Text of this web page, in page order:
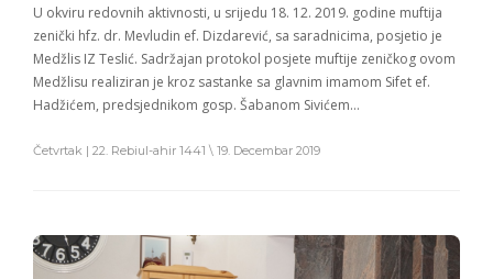
U okviru redovnih aktivnosti, u srijedu 18. 12. 2019. godine muftija
zenički hfz. dr. Mevludin ef. Dizdarević, sa saradnicima, posjetio je
Medžlis IZ Teslić. Sadržajan protokol posjete muftije zeničkog ovom
Medžlisu realiziran je kroz sastanke sa glavnim imamom Sifet ef.
Hadžićem, predsjednikom gosp. Šabanom Sivićem…
Četvrtak | 22. Rebiul-ahir 1441 \ 19. Decembar 2019